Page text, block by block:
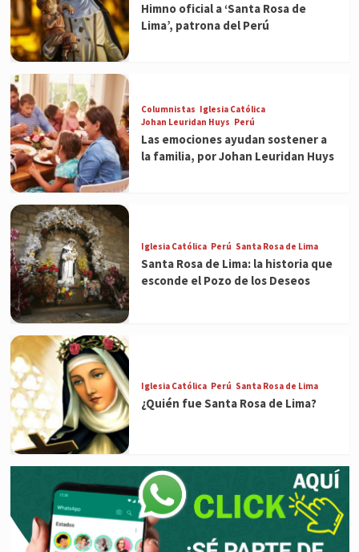
Himno oficial a ‘Santa Rosa de
Lima’, patrona del Perú
Columnistas Iglesia Católica
Johan Leuridan Huys Perú
Las emociones ayudan sostener a
la familia, por Johan Leuridan Huys
Iglesia Católica Perú Santa Rosa de Lima
Santa Rosa de Lima: la historia que
esconde el Pozo de los Deseos
Iglesia Católica Perú Santa Rosa de Lima
¿Quién fue Santa Rosa de Lima?